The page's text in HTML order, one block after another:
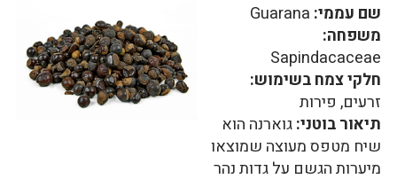
שם עממי:
משפחה:
Sapindacaceae
חלקי צמח בשימוש:
זרעים, פירות
תיאור בוטני:גוארנה הוא
שיח מטפס מעוצה שמוצאו
מיערות הגשם על גדות נהר